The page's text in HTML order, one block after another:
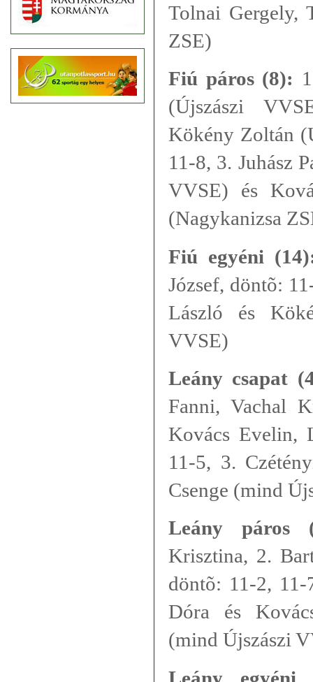
Tolnai Gergely,
ZSE)
Fiú páros (8):
(Újszászi
Kökény Zoltán
11-8, 3. Juhász
VVSE) és
(Nagykanizsa
Fiú egyéni
József, döntõ:
László és
VVSE)
Leány csapat
Fanni, Vachal
Kovács Evelin,
11-5, 3.
Csenge (mind
Leány páros
Krisztina, 2.
döntõ: 11-2,
Dóra és
(mind Újszászi